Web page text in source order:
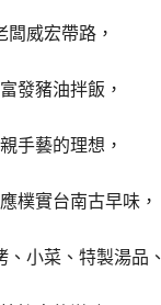
闆威宏帶路，
發豬油拌飯，
手藝的理想，
樸實台南古早味，
、小菜、 特製湯品、